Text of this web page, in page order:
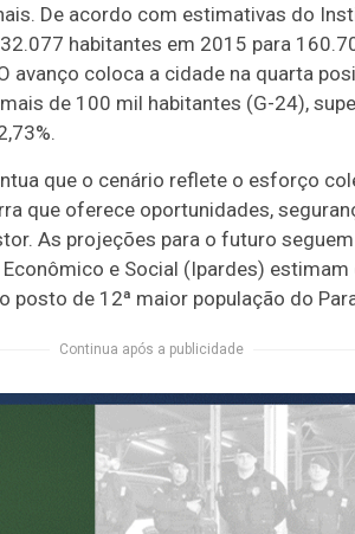
De acordo com estimativas do
habitantes em 2015 para
avanço coloca a cidade na quarta
de 100 mil habitantes (G-24),
que o cenário reflete o esforço
que oferece oportunidades,
As projeções para o futuro
e Social (Ipardes)
de 12ª maior população do
Continua após a publicidade